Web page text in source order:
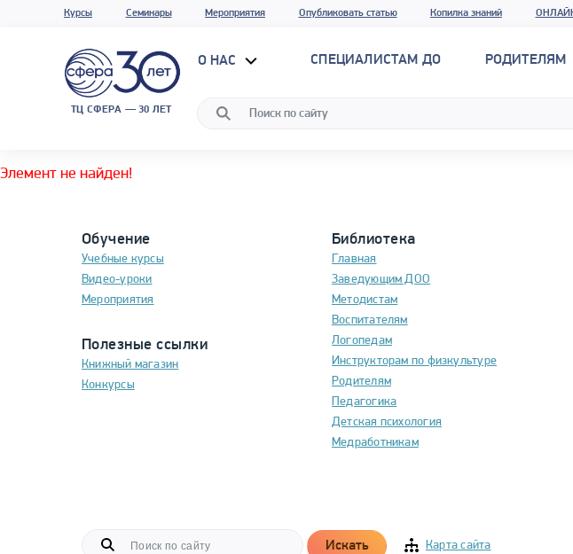
Курсы Семинары Мероприятия Опубликовать статью Копилка знаний
ТЦ СФЕРА — 30 ЛЕТ
О НАС СПЕЦИАЛИСТАМ ДО РОДИТЕЛЯМ
Элемент не найден!
Обучение
Учебные курсы
Видео-уроки
Мероприятия
Полезные ссылки
Книжный магазин
Конкурсы
Библиотека
Главная
Заведующим ДОО
Методистам
Воспитателям
Логопедам
Инструкторам по физкультуре
Родителям
Педагогика
Детская психология
Медработникам
Искать Карта сайта